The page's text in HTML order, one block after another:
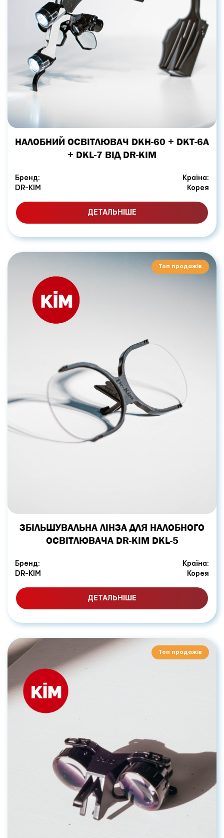
НАЛОБНИЙ ОСВІТЛЮВАЧ DKH-60 + DKT-6A
+ DKL-7 ВІД DR-KIM
Бренд:
DR-KIM
Країна:
Корея
ДЕТАЛЬНІШЕ
Топ продажів
ЗБІЛЬШУВАЛЬНА ЛІНЗА ДЛЯ НАЛОБНОГО
ОСВІТЛЮВАЧА DR-KIM DKL-5
Бренд:
DR-KIM
Країна:
Корея
ДЕТАЛЬНІШЕ
Топ продажів